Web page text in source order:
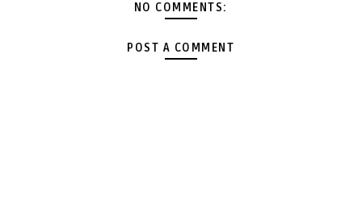
NO COMMENTS:
POST A COMMENT